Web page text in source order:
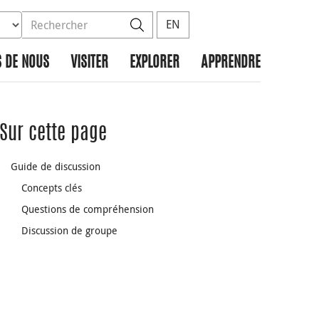
la base de données à rechercher
le site Rechercher
EN
DE NOUS VISITER EXPLORER APPRENDRE
Sur cette page
Guide de discussion
Concepts clés
Questions de compréhension
Discussion de groupe